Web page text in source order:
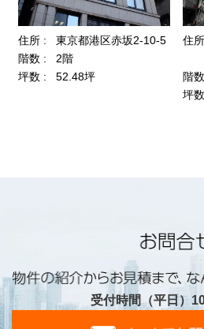
受付時間（平日）